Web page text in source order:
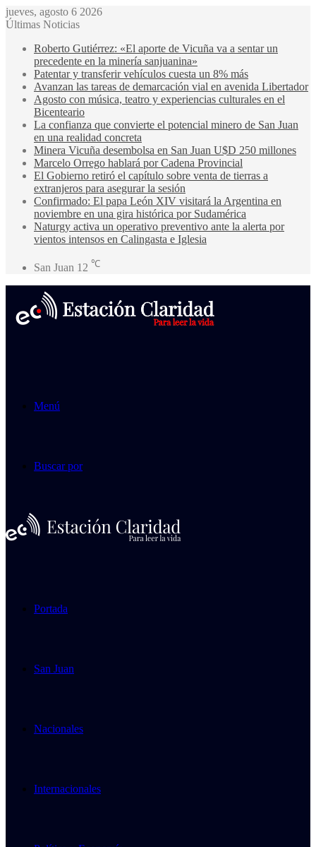
jueves, agosto 6 2026
Últimas Noticias
Roberto Gutiérrez: «El aporte de Vicuña va a sentar un
precedente en la minería sanjuanina»
Patentar y transferir vehículos cuesta un 8% más
Avanzan las tareas de demarcación vial en avenida Libertador
Agosto con música, teatro y experiencias culturales en el
Bicenteario
La confianza que convierte el potencial minero de San Juan
en una realidad concreta
Minera Vicuña desembolsa en San Juan U$D 250 millones
Marcelo Orrego hablará por Cadena Provincial
El Gobierno retiró el capítulo sobre venta de tierras a
extranjeros para asegurar la sesión
Confirmado: El papa León XIV visitará la Argentina en
noviembre en una gira histórica por Sudamérica
Naturgy activa un operativo preventivo ante la alerta por
vientos intensos en Calingasta e Iglesia
San Juan 12 ℃
Menú
Buscar por
Portada
San Juan
Nacionales
Internacionales